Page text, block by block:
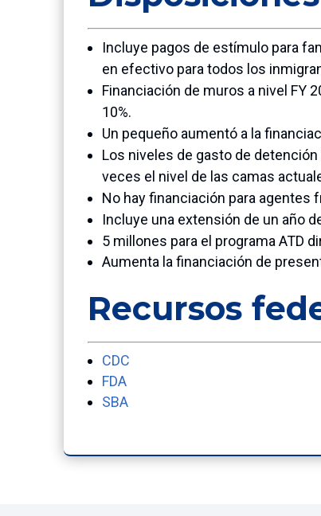
Incluye pagos de estímulo para
en efectivo para todos los
Financiación de muros a nivel FY
10%.
Un pequeño aumentó a la
Los niveles de gasto de
veces el nivel de las camas
No hay financiación para agentes
Incluye una extensión de un año
5 millones para el programa ATD
Aumenta la financiación de
Recursos
CDC
FDA
SBA